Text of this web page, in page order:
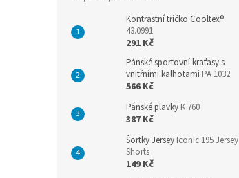
Kontrastní tričko Cooltex®
43.0991
291 Kč
Pánské sportovní kraťasy s
vnitřními kalhotami PA 1032
566 Kč
Pánské plavky K 760
387 Kč
Šortky Jersey Iconic 195 Jersey
Shorts
149 Kč